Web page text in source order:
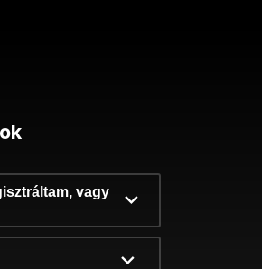
vagy